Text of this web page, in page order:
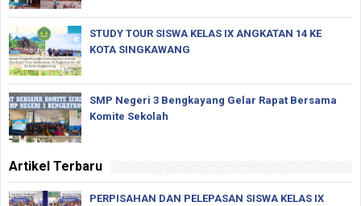
STUDY TOUR SISWA KELAS IX ANGKATAN 14 KE
KOTA SINGKAWANG
SMP Negeri 3 Bengkayang Gelar Rapat Bersama
Komite Sekolah
Artikel Terbaru
PERPISAHAN DAN PELEPASAN SISWA KELAS IX